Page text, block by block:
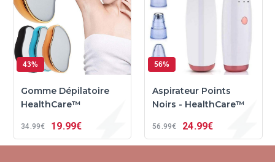
43%
Gomme Dépilatoire
HealthCare™
34 99€ 19 99€
56%
Aspirateur Points
Noirs - HealthCare™
56 99€ 24 99€